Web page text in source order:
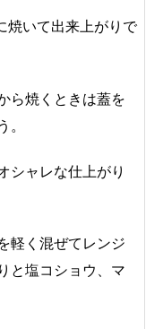
焼いて出来上がりで
ら焼くときは蓋を
。
シャレな仕上がり
軽く混ぜてレンジ
と塩コショウ、マ